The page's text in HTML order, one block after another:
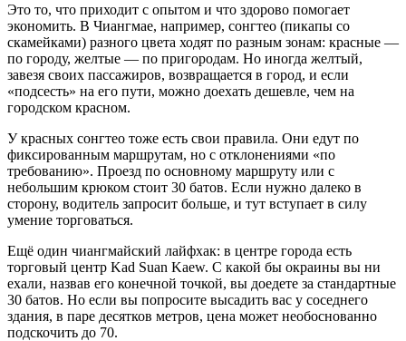
Это то, что приходит с опытом и что здорово помогает
экономить. В Чиангмае, например, сонгтео (пикапы со
скамейками) разного цвета ходят по разным зонам: красные —
по городу, желтые — по пригородам. Но иногда желтый,
завезя своих пассажиров, возвращается в город, и если
«подсесть» на его пути, можно доехать дешевле, чем на
городском красном.
У красных сонгтео тоже есть свои правила. Они едут по
фиксированным маршрутам, но с отклонениями «по
требованию». Проезд по основному маршруту или с
небольшим крюком стоит 30 батов. Если нужно далеко в
сторону, водитель запросит больше, и тут вступает в силу
умение торговаться.
Ещё один чиангмайский лайфхак: в центре города есть
торговый центр Kad Suan Kaew. С какой бы окраины вы ни
ехали, назвав его конечной точкой, вы доедете за стандартные
30 батов. Но если вы попросите высадить вас у соседнего
здания, в паре десятков метров, цена может необоснованно
подскочить до 70.